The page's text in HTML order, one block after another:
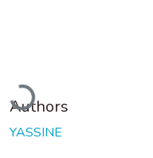
Loading...
Authors
YASSINE